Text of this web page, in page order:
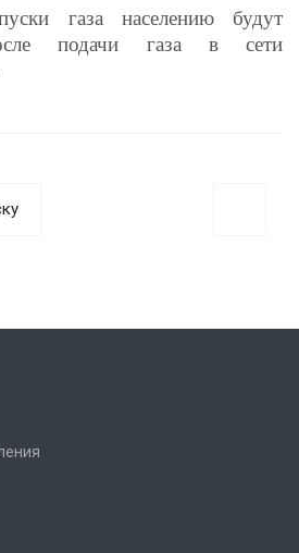
газа населению будут
подачи газа в сети